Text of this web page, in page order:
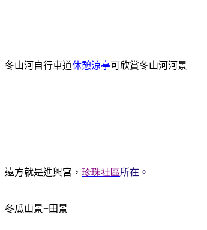
冬山河自行車道休憩涼亭可欣賞冬山河河景
遠方就是進興宮， 珍珠社區所在。
冬瓜山景+田景